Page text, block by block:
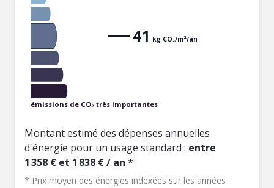
émissions de CO₂ très importantes
41 kg CO₂/m²/an
Montant estimé des dépenses annuelles
d'énergie pour un usage standard : entre
1 358 € et 1 838 € / an *
* Prix moyen des énergies indexées sur les années